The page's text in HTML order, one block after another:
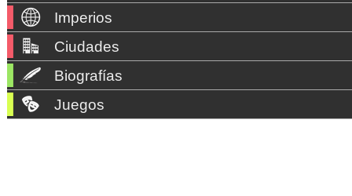
Imperios
Ciudades
Biografías
Juegos